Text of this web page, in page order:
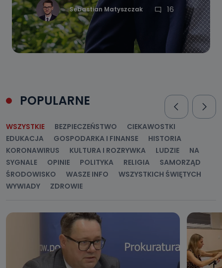
Sebastian Matyszczak 16
POPULARNE
WSZYSTKIE BEZPIECZEŃSTWO
CIEKAWOSTKI
EDUKACJA
GOSPODARKA I FINANSE
HISTORIA
KORONAWIRUS
KULTURA I ROZRYWKA LUDZIE
NA
SYGNALE
OPINIE POLITYKA RELIGIA
SAMORZĄD
ŚRODOWISKO
WASZE INFO
WSZYSTKICH ŚWIĘTYCH
WYWIADY
ZDROWIE